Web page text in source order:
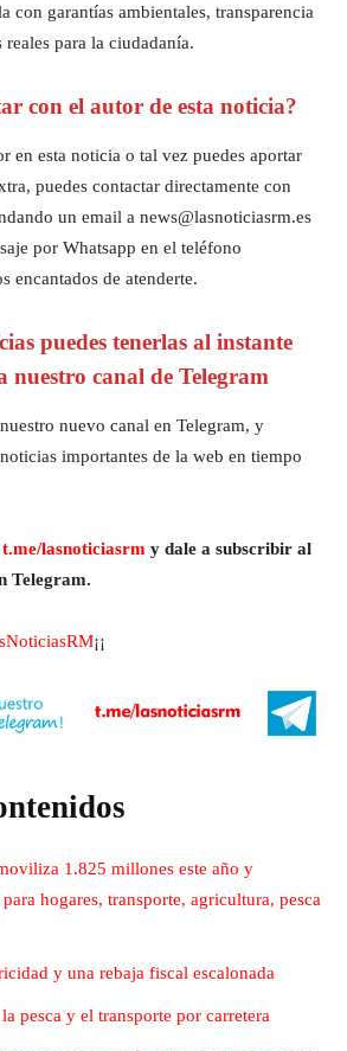
con garantías ambientales, transparencia
para la ciudadanía.
con el autor de esta noticia?
en esta noticia o tal vez puedes aportar
puedes contactar directamente con
un email a news@lasnoticiasrm.es
por Whatsapp en el teléfono
encantados de atenderte.
puedes tenerlas al instante
nuestro canal de Telegram
nuevo canal en Telegram, y
importantes de la web en tiempo
t.me/lasnoticiasrm y dale a subscribir al
Telegram.
¡¡
1.825 millones este año y
hogares, transporte, agricultura, pesca
y una rebaja fiscal escalonada
pesca y el transporte por carretera